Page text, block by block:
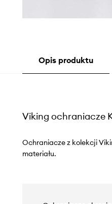
Opis produktu
Viking ochraniacze
Ochraniacze z kolekcji
materiału.